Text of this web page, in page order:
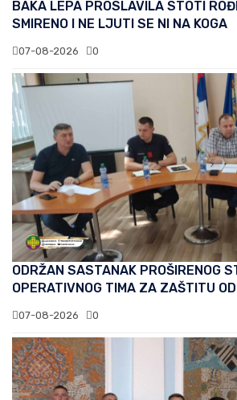
BAKA LEPA PROSLAVILA STOTI
SMIRENO I NE LJUTI SE NI NA KOGA
07-08-2026 0
ODRŽAN SASTANAK PROŠIRENOG
OPERATIVNOG TIMA ZA ZAŠTITU
07-08-2026 0